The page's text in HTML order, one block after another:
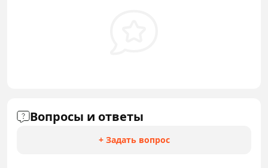
Вопросы и ответы
+ Задать вопрос